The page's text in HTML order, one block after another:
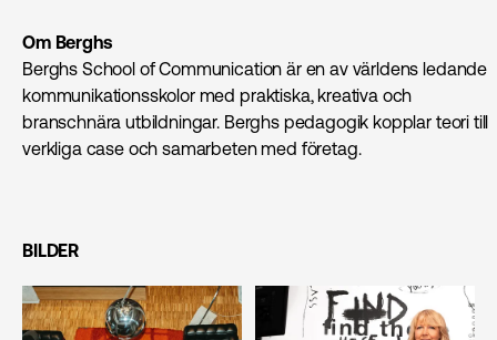
Om Berghs
Berghs School of Communication är en av världens ledande
kommunikationsskolor med praktiska, kreativa och
branschnära utbildningar. Berghs pedagogik kopplar teori till
verkliga case och samarbeten med företag.
BILDER